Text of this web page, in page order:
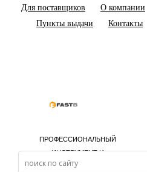
Для поставщиков О компании
Пункты выдачи
Контакты
ПРОФЕССИОНАЛЬНЫЙ
ИНСТРУМЕНТ И
ОБОРУДОВАНИЕ